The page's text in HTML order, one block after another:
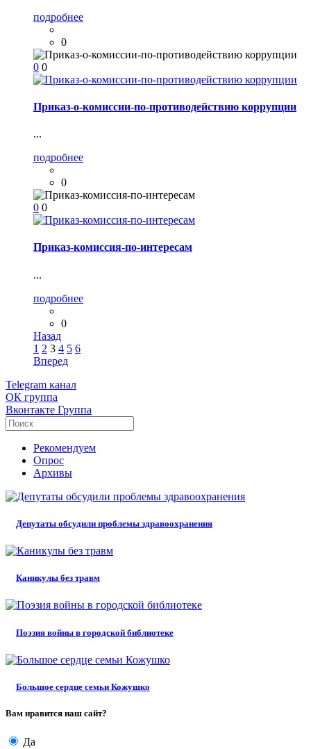
подробнее
0
0 0
Приказ-о-комиссии-по-противодействию коррупции
...
подробнее
0
0 0
Приказ-комиссия-по-интересам
...
подробнее
0
Назад
1 2 3 4 5 6
Вперед
Telegram канал
ОК группа
Вконтакте Группа
Рекомендуем
Опрос
Архивы
Депутаты обсудили проблемы здравоохранения
Каникулы без травм
Поэзия войны в городской библиотеке
Большое сердце семьи Кожушко
Вам нравится наш сайт?
Да